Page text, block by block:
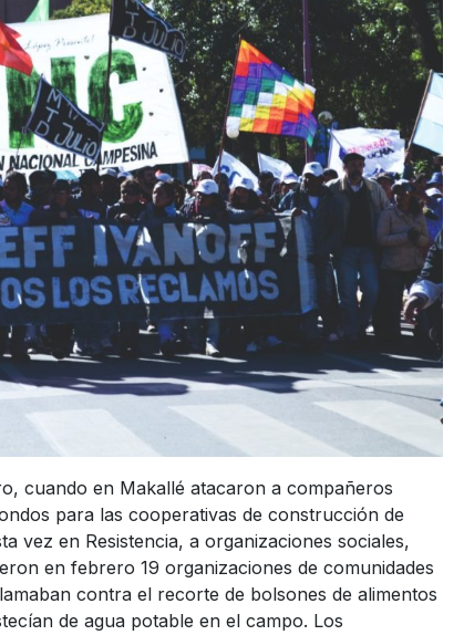
cuando en Makallé atacaron a compañeros
para las cooperativas de construcción de
vez en Resistencia, a organizaciones sociales,
en febrero 19 organizaciones de comunidades
contra el recorte de bolsones de alimentos
de agua potable en el campo. Los